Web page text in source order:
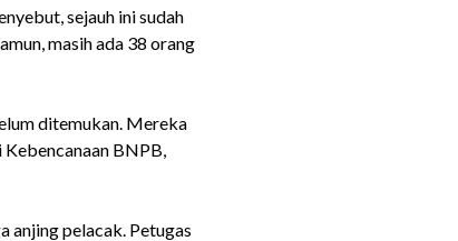
sejauh ini sudah
masih ada 38 orang
ditemukan. Mereka
BNPB,
anjing pelacak. Petugas